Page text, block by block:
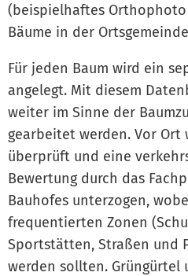
(beispielhaftes
Bäume in der
Für jeden Baum wird ein
angelegt. Mit diesem
weiter im Sinne der
gearbeitet werden. Vor
überprüft und eine
Bewertung durch das
Bauhofes unterzogen,
frequentierten Zonen
Sportstätten, Straßen und
werden sollten. Grüngürtel